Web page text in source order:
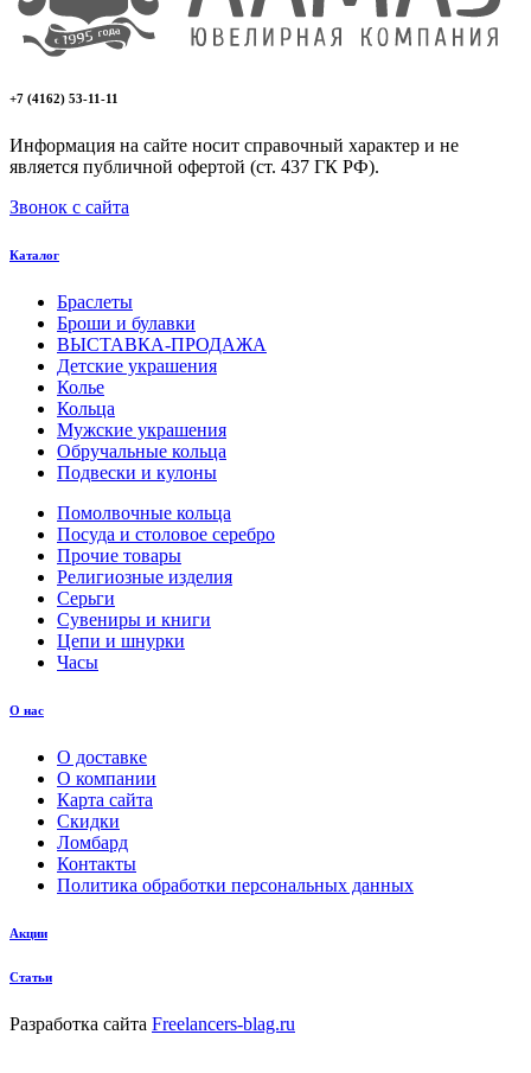
+7 (4162) 53-11-11
Информация на сайте носит справочный характер и не
является публичной офертой (ст. 437 ГК РФ).
Звонок с сайта
Каталог
Браслеты
Броши и булавки
ВЫСТАВКА-ПРОДАЖА
Детские украшения
Колье
Кольца
Мужские украшения
Обручальные кольца
Подвески и кулоны
Помолвочные кольца
Посуда и столовое серебро
Прочие товары
Религиозные изделия
Серьги
Сувениры и книги
Цепи и шнурки
Часы
О нас
О доставке
О компании
Карта сайта
Скидки
Ломбард
Контакты
Политика обработки персональных данных
Акции
Статьи
Разработка сайта Freelancers-blag.ru